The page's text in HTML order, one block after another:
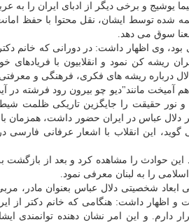
یوشیج و برخی دیگر از ادبای ایران را به
شده توسط ایشان، نقل محتوا با حفظ
سوق می دهد.
بود، وی اظهار داشت: در دورانی که خانم
ریشه کن نمود و انقلابیون با
درباره ریشه های فکری، فرهنگی و
آمیخت مانند"دیو چو بیرون رود فرشته
و نور حقیقت را جایگزین تاریکی ظلمت
دلال عباس در ایران حضور داشت، همزمان با
این انقلاب با اشعار عرفانی فارسی
این حوادث را مشاهده کرد و بعد از
را به لبنان معرفی نمود.
شخصیتی دلال عباس بعنوان مادر،
و اظهار داشت: هنگامی که خانم دکتر از
و این امر نشان دهنده توانمندی